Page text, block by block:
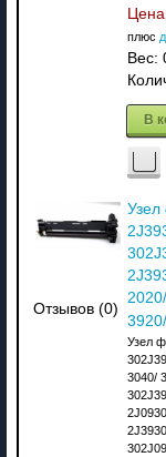
плюс
Вес:
В
Отзывов (0)
Узел
Узел
3040/